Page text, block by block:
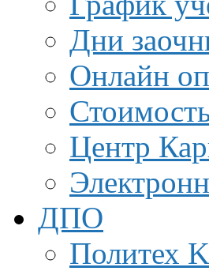
Дни
Онлайн
Центр
ДПО
Политех